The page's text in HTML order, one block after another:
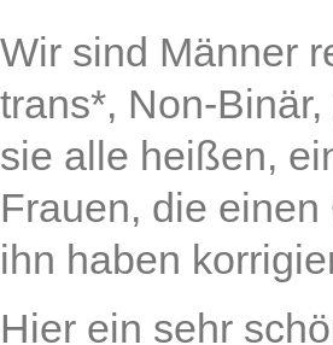
Wir sind Männer
trans*, Non-
sie alle heißen,
Frauen, die
ihn haben
Hier ein sehr